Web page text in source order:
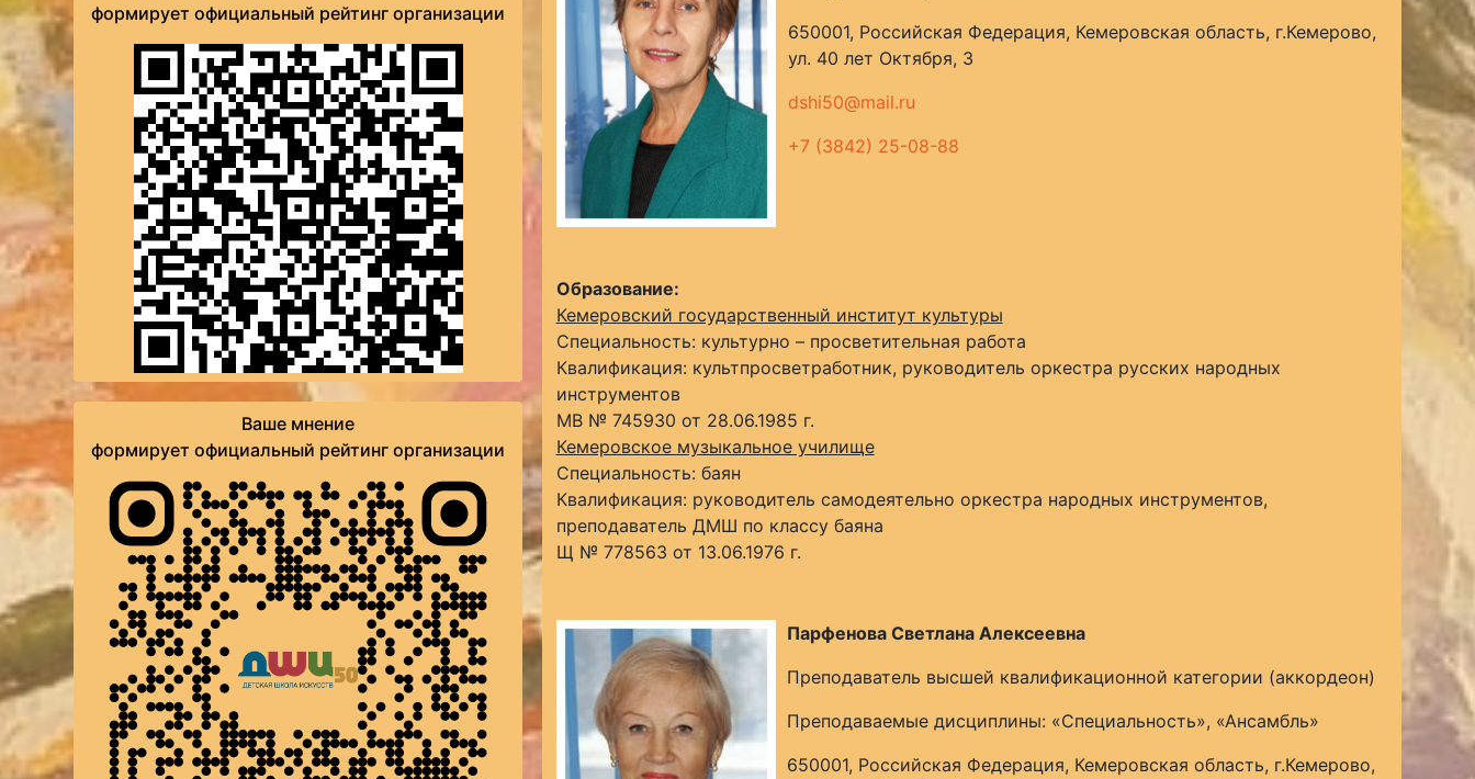
формирует официальный рейтинг организации
Ваше мнение
формирует официальный рейтинг организации
650001, Российская Федерация, Кемеровская область, г.Кемерово,
ул. 40 лет Октября, 3
dshi50@mail.ru
+7 (3842) 25-08-88
Образование:
Кемеровский государственный институт культуры
Специальность: культурно – просветительная работа
Квалификация: культпросветработник, руководитель оркестра русских народных
инструментов
МВ № 745930 от 28.06.1985 г.
Кемеровское музыкальное училище
Специальность: баян
Квалификация: руководитель самодеятельно оркестра народных инструментов,
преподаватель ДМШ по классу баяна
Щ № 778563 от 13.06.1976 г.
Парфенова Светлана Алексеевна
Преподаватель высшей квалификационной категории (аккордеон)
Преподаваемые дисциплины: «Специальность», «Ансамбль»
650001, Российская Федерация, Кемеровская область, г.Кемерово,